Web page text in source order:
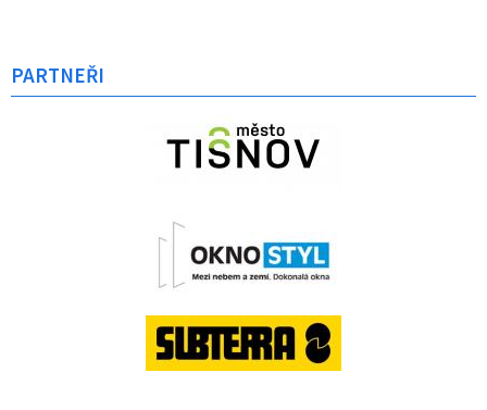
PARTNEŘI